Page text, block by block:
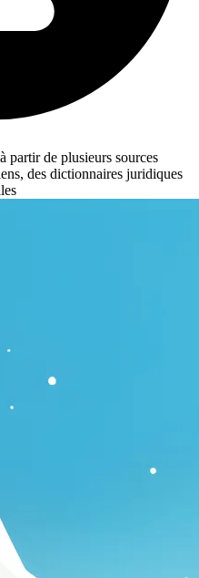
partir de plusieurs sources
des dictionnaires juridiques